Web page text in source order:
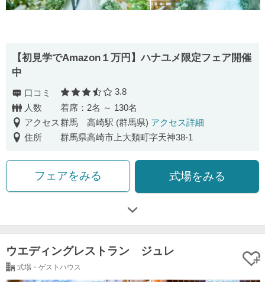
【初見学でAmazon１万円】ハナユメ限定フェア開催
中
口コミ 口コミ評価
3.8
人数
着席：2名 ～ 130名
アクセス群馬 高崎駅 (群馬県) アクセス詳細
住所
群馬県高崎市上大類町字天神38-1
フェアをみる 式場をみる
ウエディングレストラン ジュレ
式場・ゲストハウス